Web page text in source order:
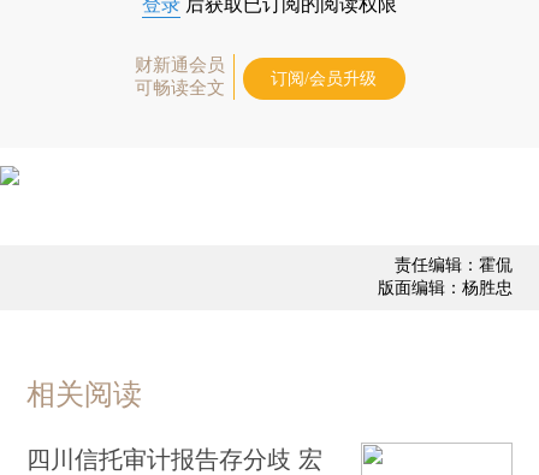
财新通会员
可畅读全文
订阅/会员升级
责任编辑：霍侃
版面编辑：杨胜忠
相关阅读
四川信托审计报告存分歧 宏